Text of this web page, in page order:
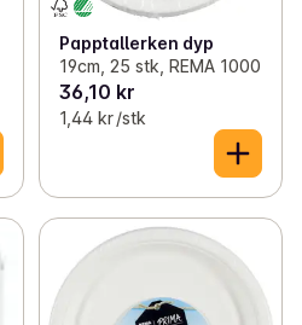
Papptallerken dyp
19cm, 25 stk, REMA 1000
36,10 kr
1,44 kr /stk